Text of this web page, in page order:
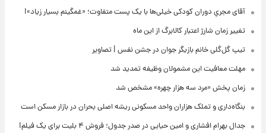
آقای مجریِ دوران کودکی خیلی‌ها با یک پست متفاوت؛ «غمگینم بسیار زیاد»!
تغییر زمان شارژ اعتبار کالابرگ از این ماه
تیپ گل‌گلی خانم بازیگر جوان در جشن نفس | تصاویر
مهلت معافیت این مشمولان وظیفه تمدید شد
زمان پخش «مرد سه هزار چهره» مشخص شد
بنگاه‌داری و تملک هزاران واحد مسکونی ریشه اصلی بحران در بازار مسکن است
جدال بهرام افشاری و امین حیایی در صدر جدول؛ فروش ۴ بلیت برای یک فیلم!